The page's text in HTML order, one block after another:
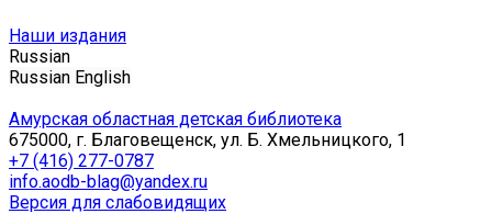
Наши издания
Russian
Russian English
Амурская областная детская библиотека
675000, г. Благовещенск, ул. Б. Хмельницкого, 1
+7 (416) 277-0787
info.aodb-blag@yandex.ru
Версия для слабовидящих